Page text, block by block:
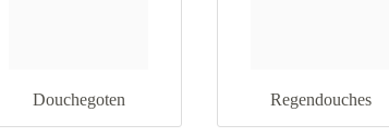
Douchegoten Regendouches